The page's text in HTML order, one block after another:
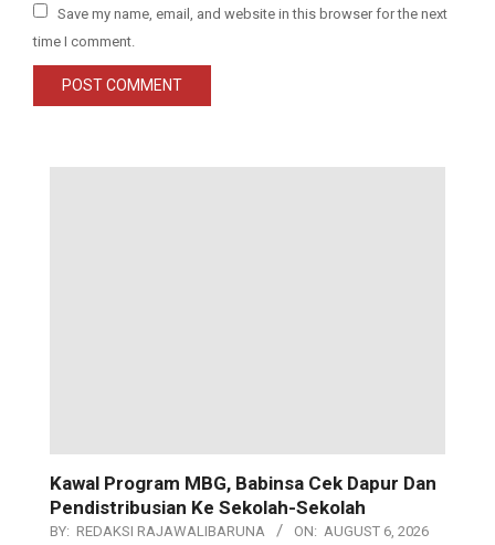
Save my name, email, and website in this browser for the next
time I comment.
Kawal Program MBG, Babinsa Cek Dapur Dan
Pendistribusian Ke Sekolah-Sekolah
BY: REDAKSI RAJAWALIBARUNA ON: AUGUST 6, 2026